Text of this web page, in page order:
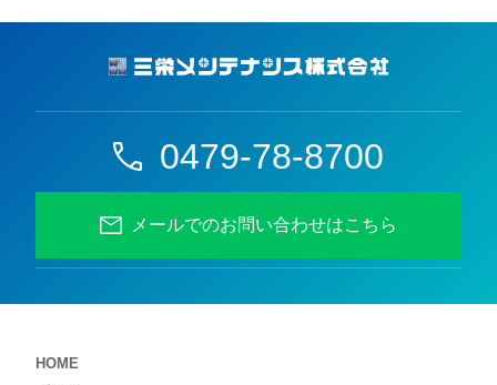
0479-78-8700
メールでのお問い合わせはこちら
HOME